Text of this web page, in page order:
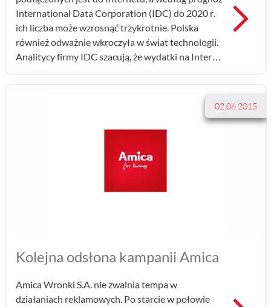
International Data Corporation (IDC) do 2020 r.
ich liczba może wzrosnąć trzykrotnie. Polska
również odważnie wkroczyła w świat technologii.
Analitycy firmy IDC szacują, że wydatki na Internet
Kolejna odsłona kampanii Amica
Amica Wronki S.A. nie zwalnia tempa w
działaniach reklamowych. Po starcie w połowie
02.06.2015